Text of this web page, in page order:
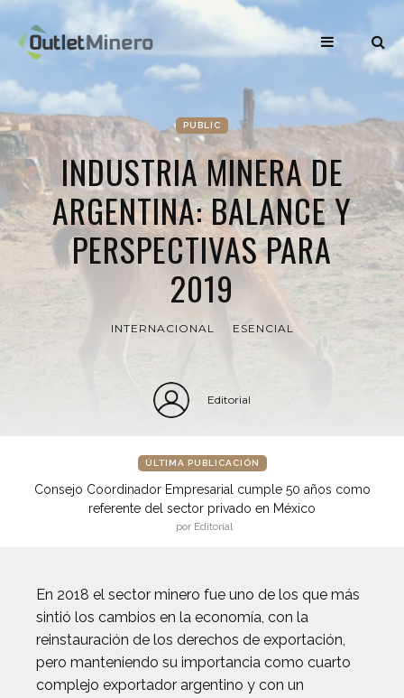
PUBLIC
INDUSTRIA MINERA DE
ARGENTINA: BALANCE Y
PERSPECTIVAS PARA
2019
INTERNACIONAL ESENCIAL
Editorial
ÚLTIMA PUBLICACIÓN
Consejo Coordinador Empresarial cumple 50 años como
referente del sector privado en México
por Editorial
En 2018 el sector minero fue uno de los que más
sintió los cambios en la economía, con la
reinstauración de los derechos de exportación,
pero manteniendo su importancia como cuarto
complejo exportador argentino y con un